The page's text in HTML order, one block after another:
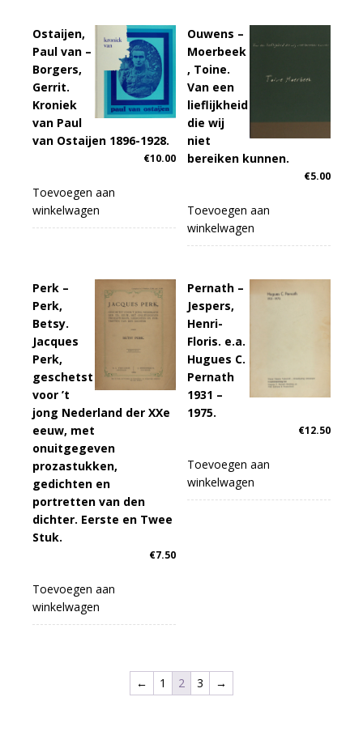
Ostaijen,
Paul van –
Borgers,
Gerrit.
Kroniek
van Paul
van Ostaijen 1896-1928.
€10.00
Toevoegen aan
winkelwagen
Ouwens –
Moerbeek
, Toine.
Van een
lieflijkheid
die wij
niet
bereiken kunnen.
€5.00
Toevoegen aan
winkelwagen
Perk –
Perk,
Betsy.
Jacques
Perk,
geschetst
voor ’t
jong Nederland der XXe
eeuw, met
onuitgegeven
prozastukken,
gedichten en
portretten van den
dichter. Eerste en Twee
Stuk.
€7.50
Toevoegen aan
winkelwagen
Pernath –
Jespers,
Henri-
Floris. e.a.
Hugues C.
Pernath
1931 –
1975.
€12.50
Toevoegen aan
winkelwagen
← 1 2 3 →